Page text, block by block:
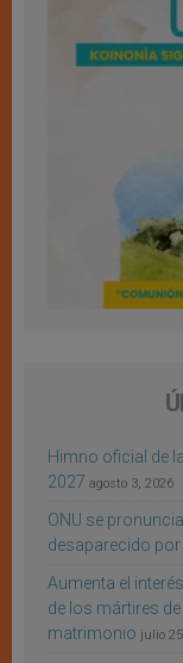
Himno oficial de
2027 agosto 3, 2026
ONU se
desaparecido
Aumenta el
de los mártires
matrimonio julio